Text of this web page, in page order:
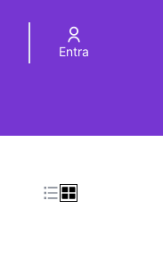
Entra